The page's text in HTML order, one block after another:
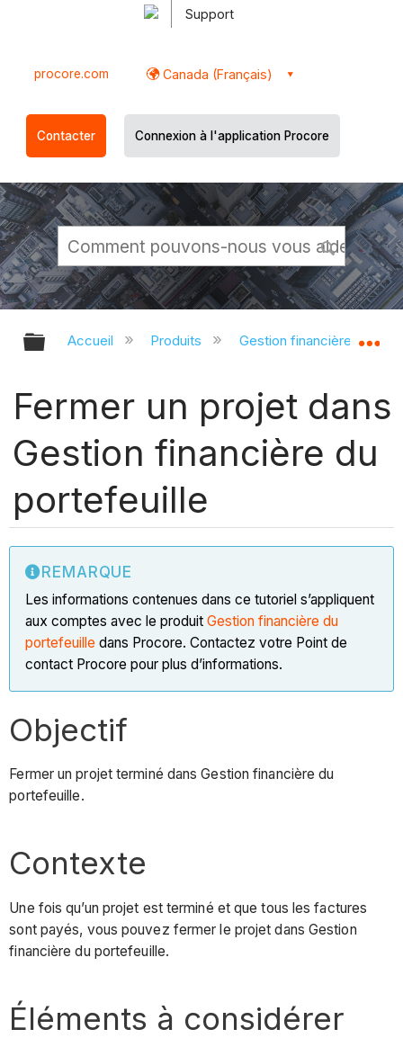
Support
procore.com Canada (Français)
Contacter Connexion à l'application Procore
Développer/réduire la hiérarchie
Accueil Produits Gestion financière du
Fermer un projet dans
Gestion financière du
portefeuille
REMARQUE
Les informations contenues dans ce tutoriel s’appliquent
aux comptes avec le produitGestion financière du
portefeuille dans Procore. Contactez votre Point de
contact Procore pour plus d’informations.
Objectif
Fermer un projet terminé dans Gestion financière du
portefeuille.
Contexte
Une fois qu’un projet est terminé et que tous les factures
sont payés, vous pouvez fermer le projet dans Gestion
financière du portefeuille.
Éléments à considérer